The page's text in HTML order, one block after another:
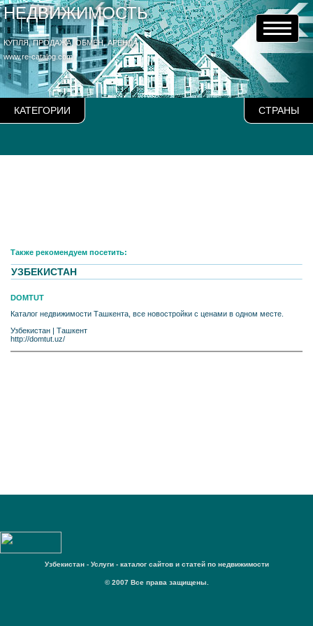
НЕДВИЖИМОСТЬ
КУПЛЯ, ПРОДАЖА, ОБМЕН, АРЕНДА
www.re-catalog.com
КАТЕГОРИИ СТРАНЫ
Также рекомендуем посетить:
УЗБЕКИСТАН
DOMTUT
Каталог недвижимости Ташкента, все новостройки с ценами в одном месте.
Узбекистан | Ташкент
http://domtut.uz/
Узбекистан - Услуги - каталог сайтов и статей по недвижимости
© 2007 Все права защищены.